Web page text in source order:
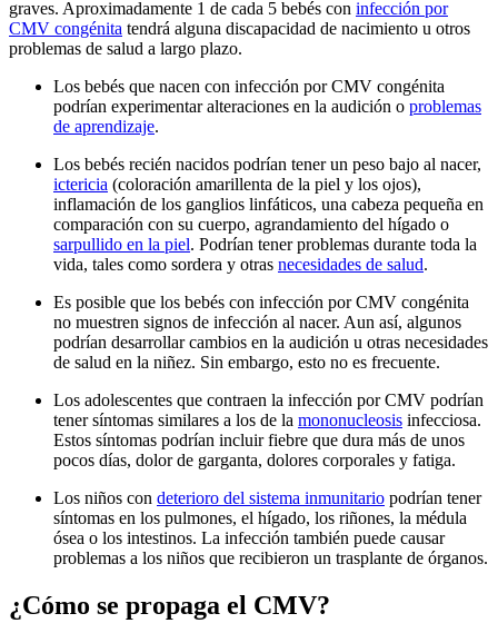
graves. Aproximadamente 1 de cada 5 bebés con infección por
CMV congénita tendrá alguna discapacidad de nacimiento u otros
problemas de salud a largo plazo.
Los bebés que nacen con infección por CMV congénita
podrían experimentar alteraciones en la audición o problemas
de aprendizaje.
Los bebés recién nacidos podrían tener un peso bajo al nacer,
ictericia (coloración amarillenta de la piel y los ojos),
inflamación de los ganglios linfáticos, una cabeza pequeña en
comparación con su cuerpo, agrandamiento del hígado o
sarpullido en la piel. Podrían tener problemas durante toda la
vida, tales como sordera y otras necesidades de salud.
Es posible que los bebés con infección por CMV congénita
no muestren signos de infección al nacer. Aun así, algunos
podrían desarrollar cambios en la audición u otras necesidades
de salud en la niñez. Sin embargo, esto no es frecuente.
Los adolescentes que contraen la infección por CMV podrían
tener síntomas similares a los de la mononucleosis infecciosa.
Estos síntomas podrían incluir fiebre que dura más de unos
pocos días, dolor de garganta, dolores corporales y fatiga.
Los niños con deterioro del sistema inmunitario podrían tener
síntomas en los pulmones, el hígado, los riñones, la médula
ósea o los intestinos. La infección también puede causar
problemas a los niños que recibieron un trasplante de órganos.
¿Cómo se propaga el CMV?